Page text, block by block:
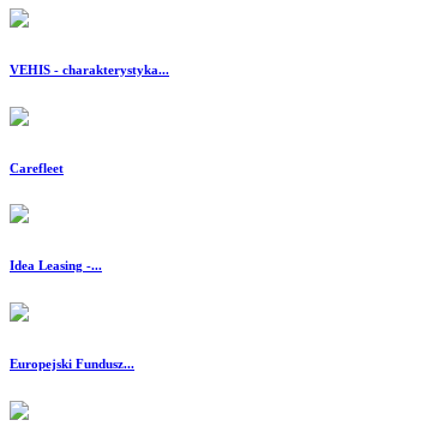
VEHIS - charakterystyka...
Carefleet
Idea Leasing -...
Europejski Fundusz...